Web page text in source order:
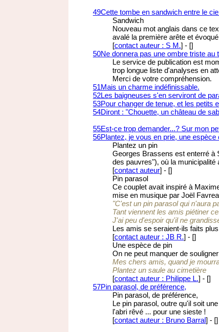
49Cette tombe en sandwich entre le
Sandwich
Nouveau mot anglais dans ce
avalé la première arête et
[contact auteur : S M.] - []
50Ne donnera pas une ombre triste au
Le service de publication est
trop longue liste d'analyses en
Merci de votre compréhension.
51Mais un charme indéfinissable.
52Les baigneuses s'en serviront de
53Pour changer de tenue, et les petits
54Diront : "Chouette, un château de
55Est-ce trop demander...? Sur mon
56Plantez, je vous en prie, une espèce
Plantez un pin
Georges Brassens est enterré à
des pauvres"), où la municipalité
[contact auteur] - []
Pin parasol
Ce couplet avait inspiré à
mise en musique par Joël
"C'est un pin parasol qui n'aura
Tant viennent les amis piétiner
J'ai peu d'espoir qu'il ne
Les amis se seraient-ils faits
[contact auteur : JB R.] - []
Une espèce de pin
On ne peut manquer de
Mes chers amis, quand je
Plantez un saule au cimetière
[contact auteur : Philippe L.] - []
57Pin parasol, de préférence,
Pin parasol, de préférence,
Le pin parasol, outre qu'il soit
l'abri rêvé ... pour une sieste !
[contact auteur : Bruno Barral] - []